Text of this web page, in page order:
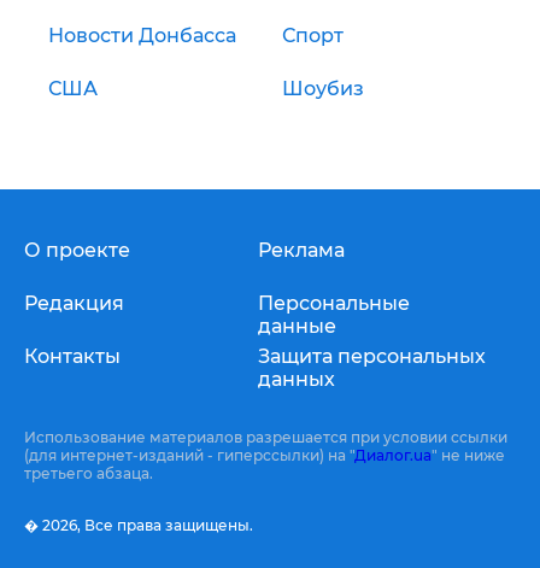
Новости Донбасса Спорт
США Шоубиз
О проекте
Редакция
Контакты
Реклама
Персональные
данные
Защита персональных
данных
Использование материалов разрешается при условии ссылки
(для интернет-изданий - гиперссылки) на "Диалог.ua" не ниже
третьего абзаца.
� 2026, Все права защищены.